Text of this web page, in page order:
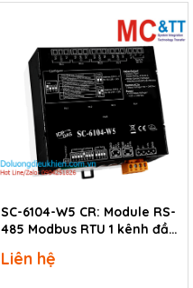
SC-6104-W5 CR: Module RS-
485 Modbus RTU 1 kênh đầu
Relay điều khiển trình tự
Liên hệ